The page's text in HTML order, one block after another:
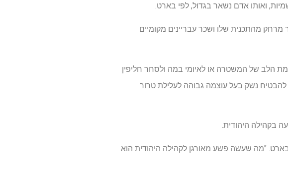
ואותו אדם נשאר בגדול, לפי בארט.
מהתכנית שלו ושכר עבריינים מקומיים
הלב של המשטרה או לאיומי במה ולסחר חליפין
נשק בעל עוצמה גבוהה לעלילת טרור
בקהילה היהודית.
"מה שעשה פשע מאורגן לקהילה היהודית הוא